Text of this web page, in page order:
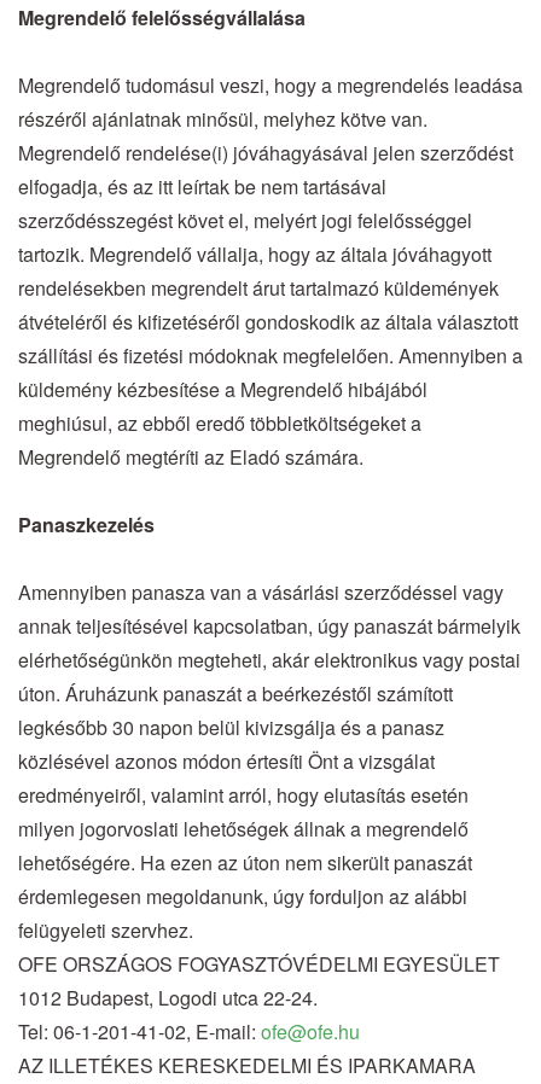
Megrendelő felelősségvállalása
Megrendelő tudomásul veszi, hogy a megrendelés leadása
részéről ajánlatnak minősül, melyhez kötve van.
Megrendelő rendelése(i) jóváhagyásával jelen szerződést
elfogadja, és az itt leírtak be nem tartásával
szerződésszegést követ el, melyért jogi felelősséggel
tartozik. Megrendelő vállalja, hogy az általa jóváhagyott
rendelésekben megrendelt árut tartalmazó küldemények
átvételéről és kifizetéséről gondoskodik az általa választott
szállítási és fizetési módoknak megfelelően. Amennyiben a
küldemény kézbesítése a Megrendelő hibájából
meghiúsul, az ebből eredő többletköltségeket a
Megrendelő megtéríti az Eladó számára.
Panaszkezelés
Amennyiben panasza van a vásárlási szerződéssel vagy
annak teljesítésével kapcsolatban, úgy panaszát bármelyik
elérhetőségünkön megteheti, akár elektronikus vagy postai
úton. Áruházunk panaszát a beérkezéstől számított
legkésőbb 30 napon belül kivizsgálja és a panasz
közlésével azonos módon értesíti Önt a vizsgálat
eredményeiről, valamint arról, hogy elutasítás esetén
milyen jogorvoslati lehetőségek állnak a megrendelő
lehetőségére. Ha ezen az úton nem sikerült panaszát
érdemlegesen megoldanunk, úgy forduljon az alábbi
felügyeleti szervhez.
OFE ORSZÁGOS FOGYASZTÓVÉDELMI EGYESÜLET
1012 Budapest, Logodi utca 22-24.
Tel: 06-1-201-41-02, E-mail: ofe@ofe.hu
AZ ILLETÉKES KERESKEDELMI ÉS IPARKAMARA